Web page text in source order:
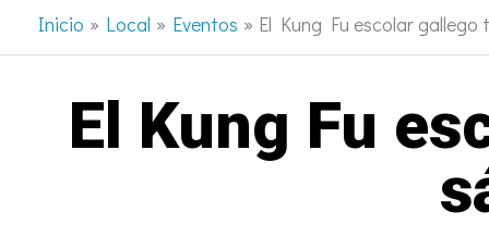
Inicio Local Eventos El Kung Fu escolar
El Kung Fu